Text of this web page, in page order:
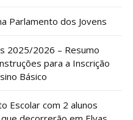
Parlamento dos Jovens
2025/2026 – Resumo
para a Inscrição
Básico
Escolar com 2 alunos